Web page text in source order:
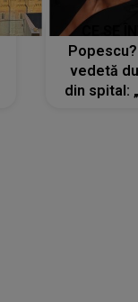
vedetă
din spital: